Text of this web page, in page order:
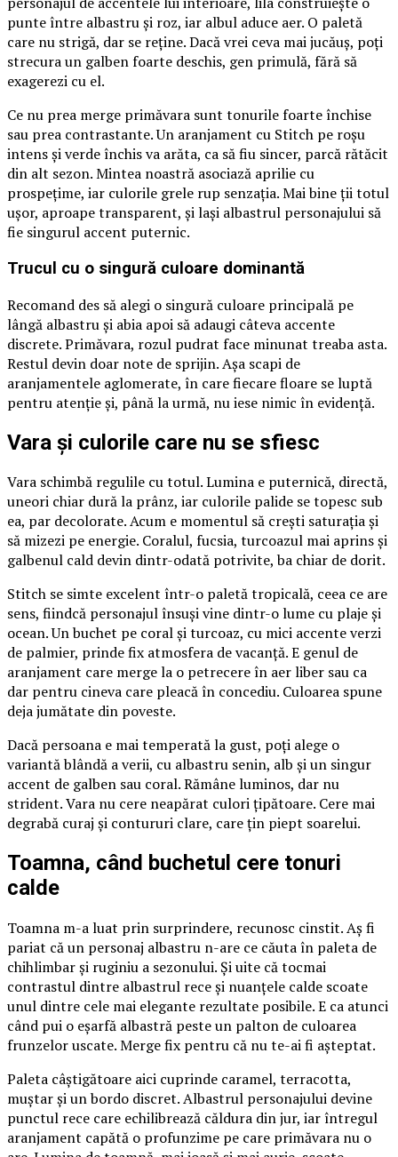
punte între albastru și roz, iar albul aduce aer. O paletă
care nu strigă, dar se reține. Dacă vrei ceva mai jucăuș, poți
strecura un galben foarte deschis, gen primulă, fără să
exagerezi cu el.
Ce nu prea merge primăvara sunt tonurile foarte închise
sau prea contrastante. Un aranjament cu Stitch pe roșu
intens și verde închis va arăta, ca să fiu sincer, parcă rătăcit
din alt sezon. Mintea noastră asociază aprilie cu
prospețime, iar culorile grele rup senzația. Mai bine ții totul
ușor, aproape transparent, și lași albastrul personajului să
fie singurul accent puternic.
Trucul cu o singură culoare dominantă
Recomand des să alegi o singură culoare principală pe
lângă albastru și abia apoi să adaugi câteva accente
discrete. Primăvara, rozul pudrat face minunat treaba asta.
Restul devin doar note de sprijin. Așa scapi de
aranjamentele aglomerate, în care fiecare floare se luptă
pentru atenție și, până la urmă, nu iese nimic în evidență.
Vara și culorile care nu se sfiesc
Vara schimbă regulile cu totul. Lumina e puternică, directă,
uneori chiar dură la prânz, iar culorile palide se topesc sub
ea, par decolorate. Acum e momentul să crești saturația și
să mizezi pe energie. Coralul, fucsia, turcoazul mai aprins și
galbenul cald devin dintr-odată potrivite, ba chiar de dorit.
Stitch se simte excelent într-o paletă tropicală, ceea ce are
sens, fiindcă personajul însuși vine dintr-o lume cu plaje și
ocean. Un buchet pe coral și turcoaz, cu mici accente verzi
de palmier, prinde fix atmosfera de vacanță. E genul de
aranjament care merge la o petrecere în aer liber sau ca
dar pentru cineva care pleacă în concediu. Culoarea spune
deja jumătate din poveste.
Dacă persoana e mai temperată la gust, poți alege o
variantă blândă a verii, cu albastru senin, alb și un singur
accent de galben sau coral. Rămâne luminos, dar nu
strident. Vara nu cere neapărat culori țipătoare. Cere mai
degrabă curaj și contururi clare, care țin piept soarelui.
Toamna, când buchetul cere tonuri
calde
Toamna m-a luat prin surprindere, recunosc cinstit. Aș fi
pariat că un personaj albastru n-are ce căuta în paleta de
chihlimbar și ruginiu a sezonului. Și uite că tocmai
contrastul dintre albastrul rece și nuanțele calde scoate
unul dintre cele mai elegante rezultate posibile. E ca atunci
când pui o eșarfă albastră peste un palton de culoarea
frunzelor uscate. Merge fix pentru că nu te-ai fi așteptat.
Paleta câștigătoare aici cuprinde caramel, terracotta,
muștar și un bordo discret. Albastrul personajului devine
punctul rece care echilibrează căldura din jur, iar întregul
aranjament capătă o profunzime pe care primăvara nu o